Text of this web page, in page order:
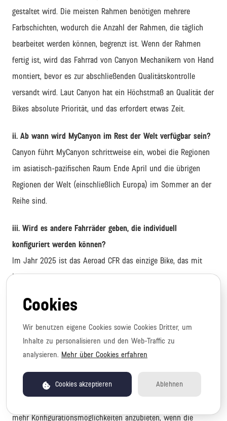
gestaltet wird. Die meisten Rahmen benötigen mehrere
Farbschichten, wodurch die Anzahl der Rahmen, die täglich
bearbeitet werden können, begrenzt ist. Wenn der Rahmen
fertig ist, wird das Fahrrad von Canyon Mechanikern von Hand
montiert, bevor es zur abschließenden Qualitätskontrolle
versandt wird. Laut Canyon hat ein Höchstmaß an Qualität der
Bikes absolute Priorität, und das erfordert etwas Zeit.
ii. Ab wann wird MyCanyon im Rest der Welt verfügbar sein?
Canyon führt MyCanyon schrittweise ein, wobei die Regionen
im asiatisch-pazifischen Raum Ende April und die übrigen
Regionen der Welt (einschließlich Europa) im Sommer an der
Reihe sind.
iii. Wird es andere Fahrräder geben, die individuell
konfiguriert werden können?
Im Jahr 2025 ist das Aeroad CFR das einzige Bike, das mit
MyCanyon individuell konfiguriert werden kann. In Zukunft
Einsatzbereiche im MyCanyon Programm anzubieten.
iv. Wird es in Zukunft mehr Optionen für die individuelle
Konfiguration von Fahrrädern geben?
eigenen Angaben das Kunden-Feedback genau beobachten, um
mehr Konfigurationsmöglichkeiten anzubieten, wenn die
Cookies
Wir benutzen eigene Cookies sowie Cookies Dritter, um
Inhalte zu personalisieren und den Web-Traffic zu
analysieren. Mehr über Cookies erfahren
Cookies akzeptieren Ablehnen